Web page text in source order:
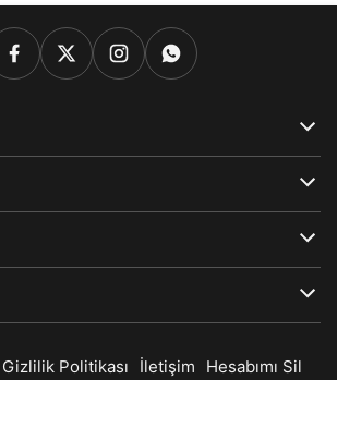
Gizlilik Politikası İletişim
Hesabımı Sil